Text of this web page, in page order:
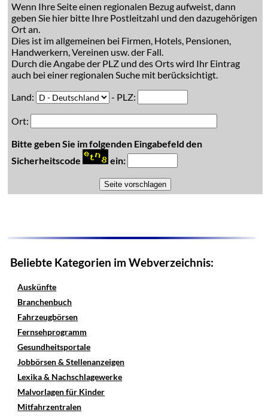
Wenn Ihre Seite einen regionalen Bezug aufweist, dann
geben Sie hier bitte Ihre Postleitzahl und den dazugehörigen
Ort an.
Dies ist im allgemeinen bei Firmen, Hotels, Pensionen,
Handwerkern, Vereinen usw. der Fall.
Durch die Angabe der PLZ und des Orts wird Ihr Eintrag
auch bei einer regionalen Suche mit berücksichtigt.
Land:
- PLZ:
Ort:
Bitte geben Sie im folgenden Eingabefeld den
Sicherheitscode
ein:
Beliebte Kategorien im Webverzeichnis:
Auskünfte
Branchenbuch
Fahrzeugbörsen
Fernsehprogramm
Gesundheitsportale
Jobbörsen & Stellenanzeigen
Lexika & Nachschlagewerke
Malvorlagen für Kinder
Mitfahrzentralen